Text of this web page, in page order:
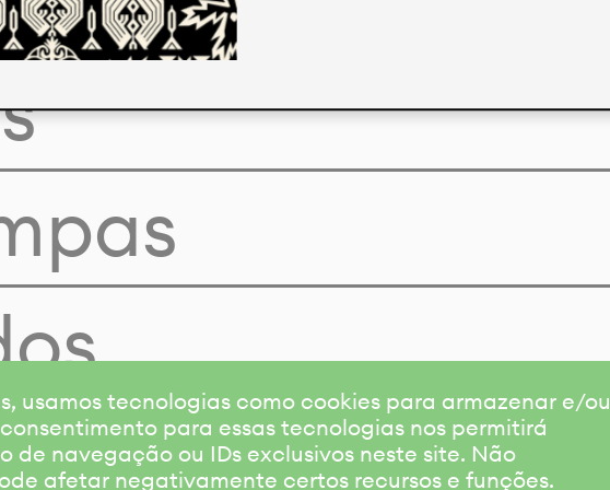
usamos tecnologias como cookies para armazenar e/ou
para essas tecnologias nos permitirá
navegação ou IDs exclusivos neste site. Não
afetar negativamente certos recursos e funções.